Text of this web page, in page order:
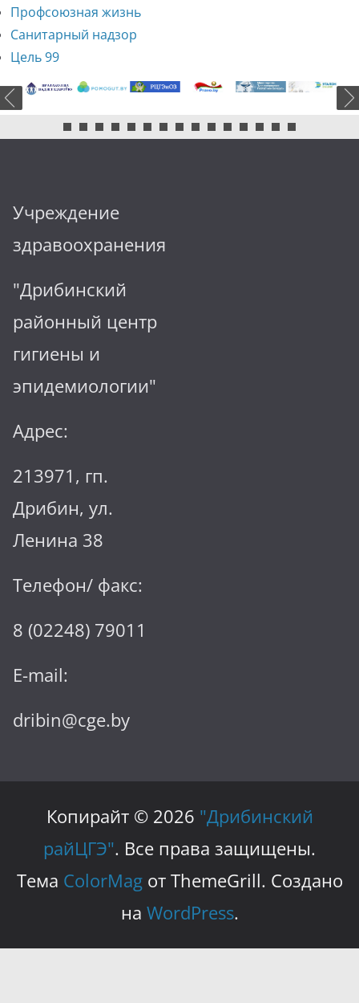
Профсоюзная жизнь
Санитарный надзор
Цель 99
Учреждение
здравоохранения
"Дрибинский
районный центр
гигиены и
эпидемиологии"
Адрес:
213971, гп.
Дрибин, ул.
Ленина 38
Телефон/ факс:
8 (02248) 79011
E-mail:
dribin@cge.by
Копирайт © 2026 "Дрибинский
райЦГЭ". Все права защищены.
Тема ColorMagот ThemeGrill. Создано
на WordPress.